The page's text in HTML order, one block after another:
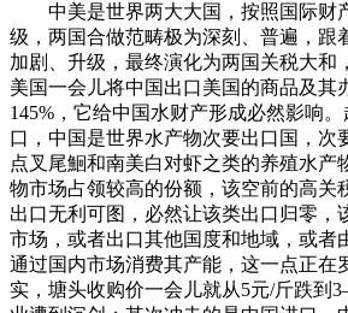
中美是世界两大大国，按照国际财
级，两国合做范畴极为深刻、普遍，跟
加剧、升级，最终演化为两国关税大和
美国一会儿将中国出口美国的商品及其
145%，它给中国水财产形成必然影响
口，中国是世界水产物次要出口国，次
点叉尾鮰和南美白对虾之类的养殖水产
物市场占领较高的份额，该空前的高关
出口无利可图，必然让该类出口归零，
市场，或者出口其他国度和地域，或者
通过国内市场消费其产能，这一点正在
实，塘头收购价一会儿就从5元/斤跌到